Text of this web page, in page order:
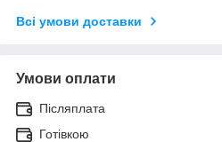
Всі умови доставки
Умови оплати
Післяплата
Готівкою